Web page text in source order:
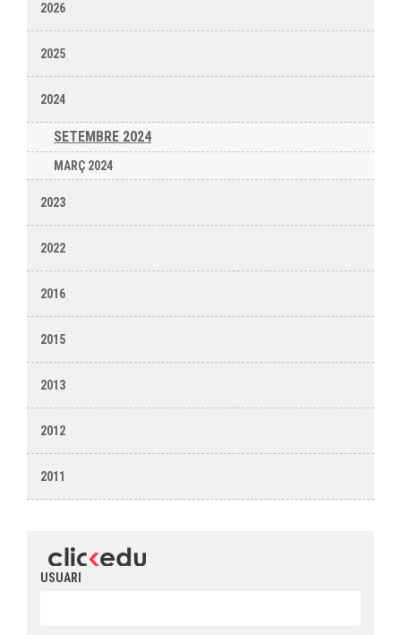
2026
2025
2024
SETEMBRE 2024
MARÇ 2024
2023
2022
2016
2015
2013
2012
2011
USUARI